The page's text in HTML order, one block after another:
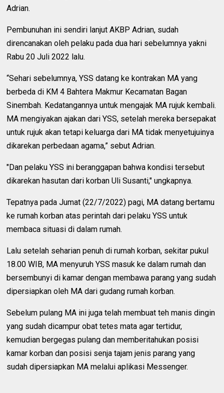
Adrian.
Pembunuhan ini sendiri lanjut AKBP Adrian, sudah
direncanakan oleh pelaku pada dua hari sebelumnya yakni
Rabu 20 Juli 2022 lalu.
“Sehari sebelumnya, YSS datang ke kontrakan MA yang
berbeda di KM 4 Bahtera Makmur Kecamatan Bagan
Sinembah. Kedatangannya untuk mengajak MA rujuk kembali.
MA mengiyakan ajakan dari YSS, setelah mereka bersepakat
untuk rujuk akan tetapi keluarga dari MA tidak menyetujuinya
dikarekan perbedaan agama,” sebut Adrian.
"Dan pelaku YSS ini beranggapan bahwa kondisi tersebut
dikarekan hasutan dari korban Uli Susanti," ungkapnya.
Tepatnya pada Jumat (22/7/2022) pagi, MA datang bertamu
ke rumah korban atas perintah dari pelaku YSS untuk
membaca situasi di dalam rumah.
Lalu setelah seharian penuh di rumah korban, sekitar pukul
18.00 WIB, MA menyuruh YSS masuk ke dalam rumah dan
bersembunyi di kamar dengan membawa parang yang sudah
dipersiapkan oleh MA dari gudang rumah korban.
Sebelum pulang MA ini juga telah membuat teh manis dingin
yang sudah dicampur obat tetes mata agar tertidur,
kemudian bergegas pulang dan memberitahukan posisi
kamar korban dan posisi senja tajam jenis parang yang
sudah dipersiapkan MA melalui aplikasi Messenger.